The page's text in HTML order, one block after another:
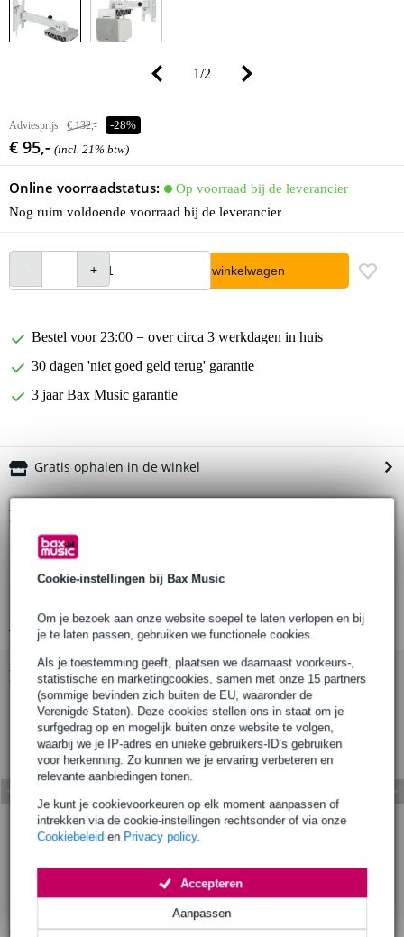
Cookie-instellingen bij Bax Music
Om je bezoek aan onze website soepel te laten verlopen en bij
je te laten passen, gebruiken we functionele cookies.
Als je toestemming geeft, plaatsen we daarnaast voorkeurs-,
statistische en marketingcookies, samen met onze 15 partners
(sommige bevinden zich buiten de EU, waaronder de
Verenigde Staten). Deze cookies stellen ons in staat om je
surfgedrag op en mogelijk buiten onze website te volgen,
waarbij we je IP-adres en unieke gebruikers-ID’s gebruiken
voor herkenning. Zo kunnen we je ervaring verbeteren en
relevante aanbiedingen tonen.
Je kunt je cookievoorkeuren op elk moment aanpassen of
intrekken via de cookie-instellingen rechtsonder of via onze
Cookiebeleid en Privacy policy.
Aanpassen
Accepteren
1/2
Adviesprijs € 132,- -28%
€ 95,- (incl. 21% btw)
Online voorraadstatus:
Op voorraad bij de leverancier
Nog ruim voldoende voorraad bij de leverancier
In winkelwagen
Bestel voor 23:00 = over circa 3 werkdagen in huis
30 dagen 'niet goed geld terug' garantie
3 jaar Bax Music garantie
Gratis ophalen in de winkel
Productinformatie
muurbeugel voor DAP Xi-3
maximale veilige belasting: 12 kg (8 x Xi-3)
Bekijk alle productspecificaties
Bekijk ook eens (1)
Accessoires (4)